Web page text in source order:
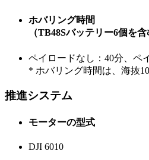
ホバリング時間
（TB48Sバッテリー6個を含
ペイロードなし：40分、ペ
* ホバリング時間は、海抜
推進システム
モーターの型式
DJI 6010